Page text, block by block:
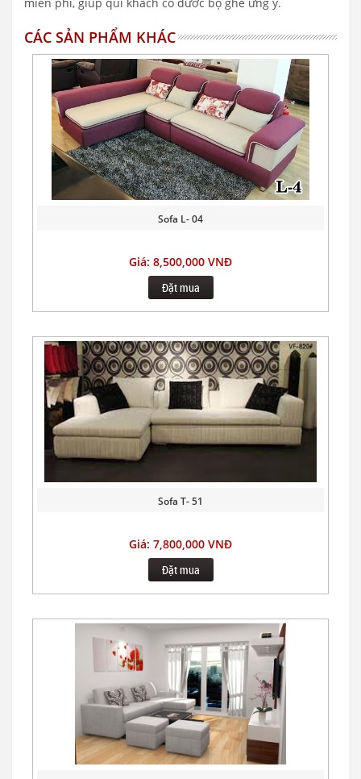
CÁC SẢN PHẨM KHÁC
Sofa L- 04
Giá: 8,500,000 VNĐ
Đặt mua
Sofa T- 51
Giá: 7,800,000 VNĐ
Đặt mua